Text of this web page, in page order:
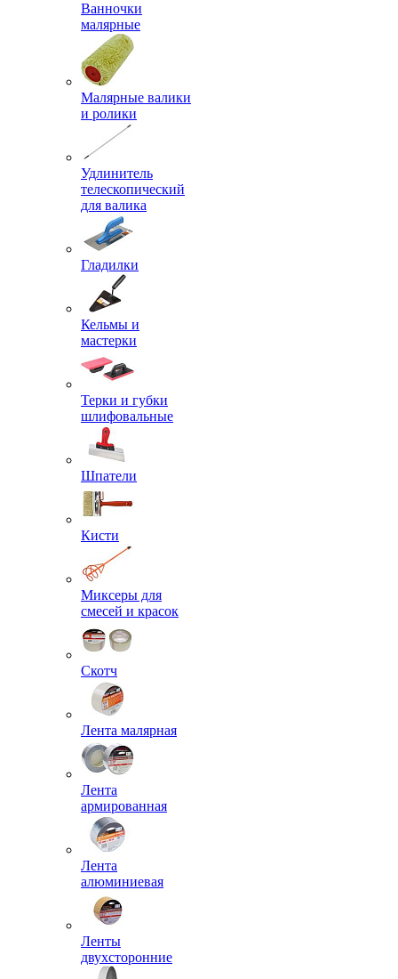
Ванночки
малярные
Малярные валики
и ролики
Удлинитель
телескопический
для валика
Гладилки
Кельмы и
мастерки
Терки и губки
шлифовальные
Шпатели
Кисти
Миксеры для
смесей и красок
Скотч
Лента малярная
Лента
армированная
Лента
алюминиевая
Ленты
двухсторонние